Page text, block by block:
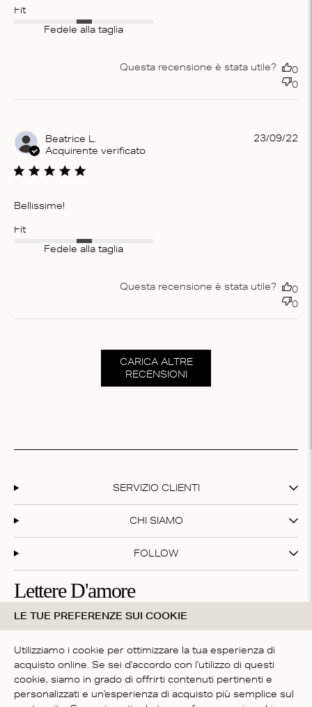
Fit
Fedele alla taglia
Questa recensione è stata utile?
0
0
Beatrice L.
Acquirente verificato
Bellissime!
Fit
Fedele alla taglia
23/09/22
Questa recensione è stata utile?
0
0
CARICA ALTRE
RECENSIONI
SERVIZIO CLIENTI
CHI SIAMO
FOLLOW
Lettere D'amore
Iscriviti alla nostra newsletter e ottieni il 20% di sconto sul
tuo primo acquisto!
Iscrivendoti accetti i nostritermini e condizioni
LE TUE PREFERENZE SUI COOKIE
Utilizziamo i cookie per ottimizzare la tua esperienza di
acquisto online. Se sei d'accordo con l'utilizzo di questi
cookie, siamo in grado di offrirti contenuti pertinenti e
personalizzati e un'esperienza di acquisto più semplice sul